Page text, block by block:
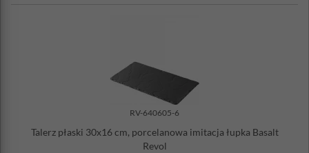
RV-640605-6
Talerz płaski 30x16 cm, porcelanowa imitacja łupka Basalt
Revol